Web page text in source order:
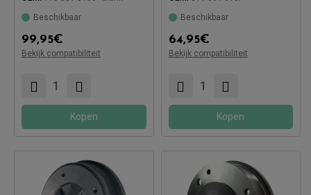
Beschikbaar
99,95€
Bekijk compatibiliteit
Kopen
Beschikbaar
64,95€
Bekijk compatibiliteit
Compatibel met:
Kopen